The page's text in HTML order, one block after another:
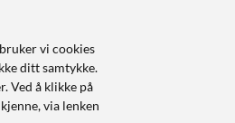
vi cookies
ditt samtykke.
Ved å klikke på
via lenken